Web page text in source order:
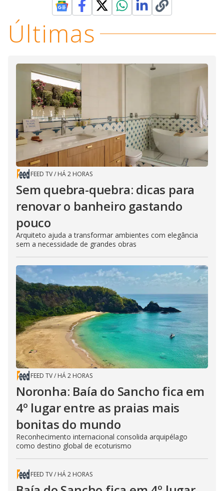
Últimas
FEED TV/ HÁ 2 HORAS
Sem quebra-quebra: dicas para
renovar o banheiro gastando
pouco
Arquiteto ajuda a transformar ambientes com elegância
sem a necessidade de grandes obras
FEED TV/ HÁ 2 HORAS
Noronha: Baía do Sancho fica em
4º lugar entre as praias mais
bonitas do mundo
Reconhecimento internacional consolida arquipélago
como destino global de ecoturismo
FEED TV/ HÁ 2 HORAS